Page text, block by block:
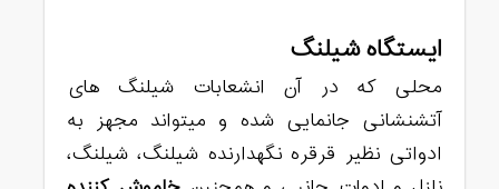
ایستگاه شیلنگ
محلی که در آن انشعابات شیلنگ های
آتشنشانی جانمایی شده و میتواند مجهز به
ادواتی نظیر قرقره نگهدارنده شیلنگ، شیلنگ،